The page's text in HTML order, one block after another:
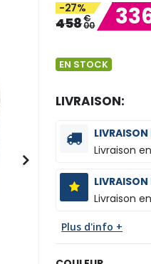
-27%
458€
00
EN STOCK
LIVRAISON:
Livraison
LIVRAISON
Livraison
Plus d'info +